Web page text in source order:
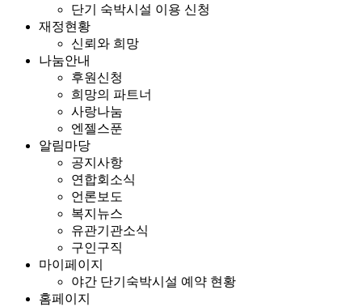
단기 숙박시설 이용 신청
재정현황
신뢰와 희망
나눔안내
후원신청
희망의 파트너
사랑나눔
엔젤스푼
알림마당
공지사항
연합회소식
언론보도
복지뉴스
유관기관소식
구인구직
마이페이지
야간 단기숙박시설 예약 현황
홈페이지